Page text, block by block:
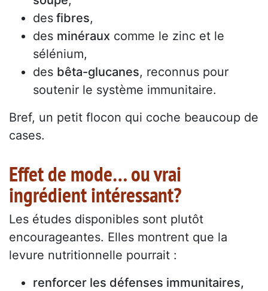
des fibres,
des minéraux comme le zinc et le
sélénium,
des bêta-glucanes, reconnus pour
soutenir le système immunitaire.
Bref, un petit flocon qui coche beaucoup de
cases.
Effet de mode… ou vrai
ingrédient intéressant?
Les études disponibles sont plutôt
encourageantes. Elles montrent que la
levure nutritionnelle pourrait :
renforcer les défenses immunitaires,